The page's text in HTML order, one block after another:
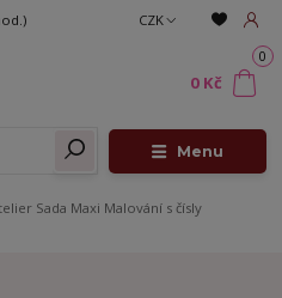
Menu
CZK
0
0 Kč
Sada Maxi Malování s čísly